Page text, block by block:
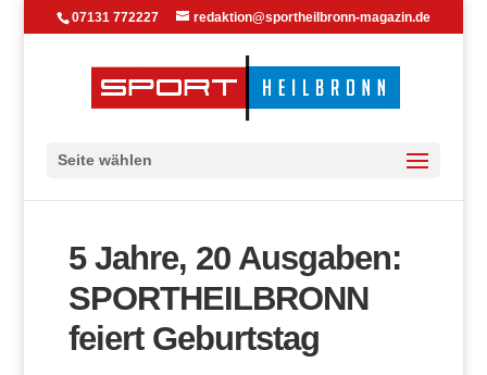
07131 772227 redaktion@sportheilbronn-magazin.de
Seite wählen
5 Jahre, 20 Ausgaben:
SPORTHEILBRONN
feiert Geburtstag